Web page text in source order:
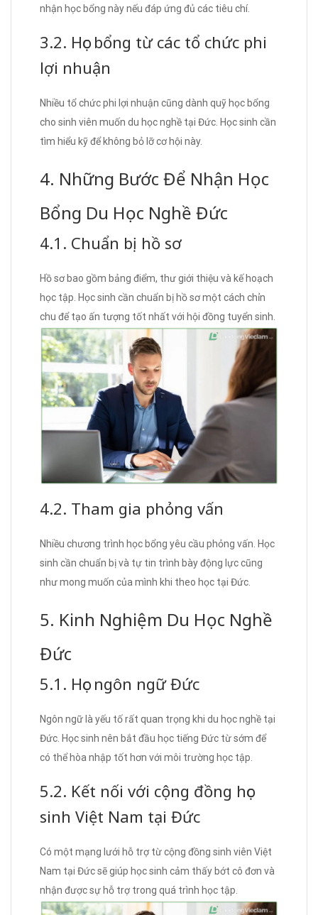
nhận học bổng này nếu đáp ứng đủ các tiêu chí.
3.2. Học bổng từ các tổ chức phi
lợi nhuận
Nhiều tổ chức phi lợi nhuận cũng dành quỹ học bổng
cho sinh viên muốn du học nghề tại Đức. Học sinh cần
tìm hiểu kỹ để không bỏ lỡ cơ hội này.
4. Những Bước Để Nhận Học
Bổng Du Học Nghề Đức
4.1. Chuẩn bị hồ sơ
Hồ sơ bao gồm bảng điểm, thư giới thiệu và kế hoạch
học tập. Học sinh cần chuẩn bị hồ sơ một cách chỉn
chu để tạo ấn tượng tốt nhất với hội đồng tuyển sinh.
4.2. Tham gia phỏng vấn
Nhiều chương trình học bổng yêu cầu phỏng vấn. Học
sinh cần chuẩn bị và tự tin trình bày động lực cũng
như mong muốn của mình khi theo học tại Đức.
5. Kinh Nghiệm Du Học Nghề
Đức
5.1. Học ngôn ngữ Đức
Ngôn ngữ là yếu tố rất quan trọng khi du học nghề tại
Đức. Học sinh nên bắt đầu học tiếng Đức từ sớm để
có thể hòa nhập tốt hơn với môi trường học tập.
5.2. Kết nối với cộng đồng học
sinh Việt Nam tại Đức
Có một mạng lưới hỗ trợ từ cộng đồng sinh viên Việt
Nam tại Đức sẽ giúp học sinh cảm thấy bớt cô đơn và
nhận được sự hỗ trợ trong quá trình học tập.